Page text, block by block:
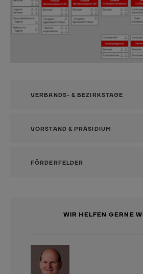
VERBANDS- & BEZIRKSTAGE
VORSTAND & PRÄSIDIUM
FÖRDERFELDER
WIR HELFEN GERNE